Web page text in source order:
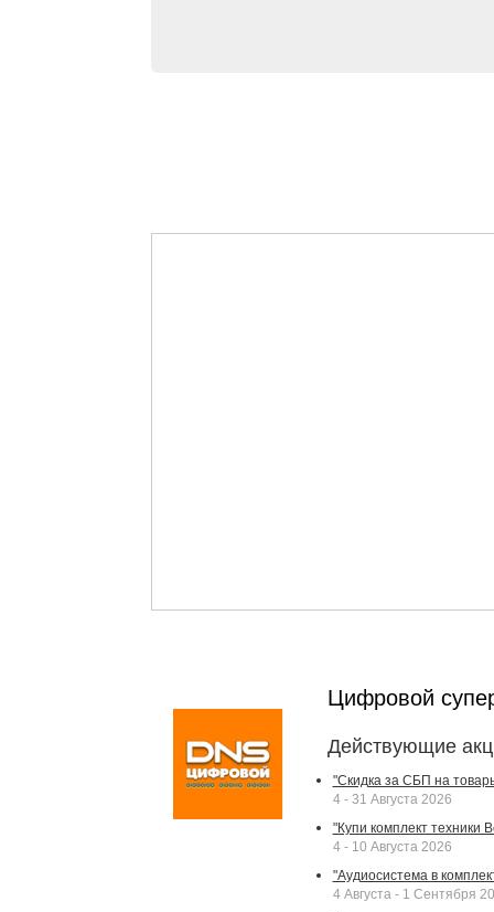
Цифровой
Действующие
"Скидка за СБП на
4 - 31 Августа 2026
"Купи комплект техники
4 - 10 Августа 2026
"Аудиосистема в
4 Августа - 1 Сентября